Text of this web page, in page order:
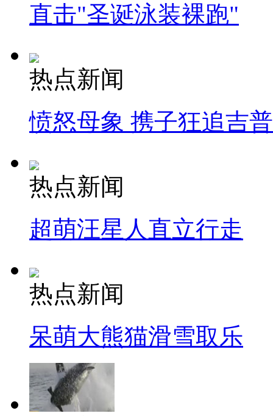
直击"圣诞泳装裸跑"
热点新闻
愤怒母象 携子狂追吉
热点新闻
超萌汪星人直立行走
热点新闻
呆萌大熊猫滑雪取乐